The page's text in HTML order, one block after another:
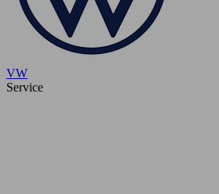
VW
Service